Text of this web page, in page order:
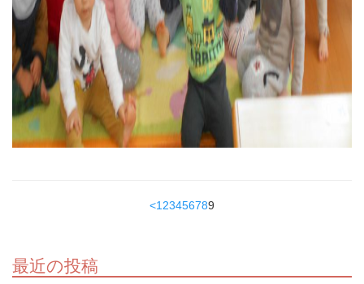
<1 23456789
最近の投稿